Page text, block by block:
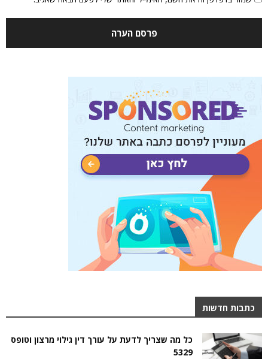
כתבות חדשות
כל מה שצריך לדעת על עורך דין גילוי מרצון וטופס
5329